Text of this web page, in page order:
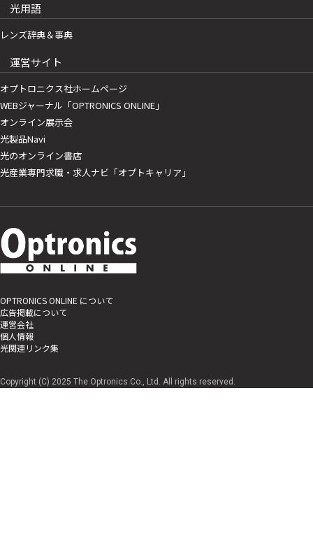
光用語
レンズ辞典＆事典
運営サイト
オプトロニクス社ホームページ
WEBジャーナル「OPTRONICS ONLINE」
オンライン展示会
光製品Navi
光のオンライン書店
光産業専門求職・求人ナビ「オプトキャリア」
OPTRONICS ONLINE について
広告掲載について
運営会社
個人情報
光関連リンク集
Copyright (C) 2025 The Optronics Co., Ltd. All rights reserved.